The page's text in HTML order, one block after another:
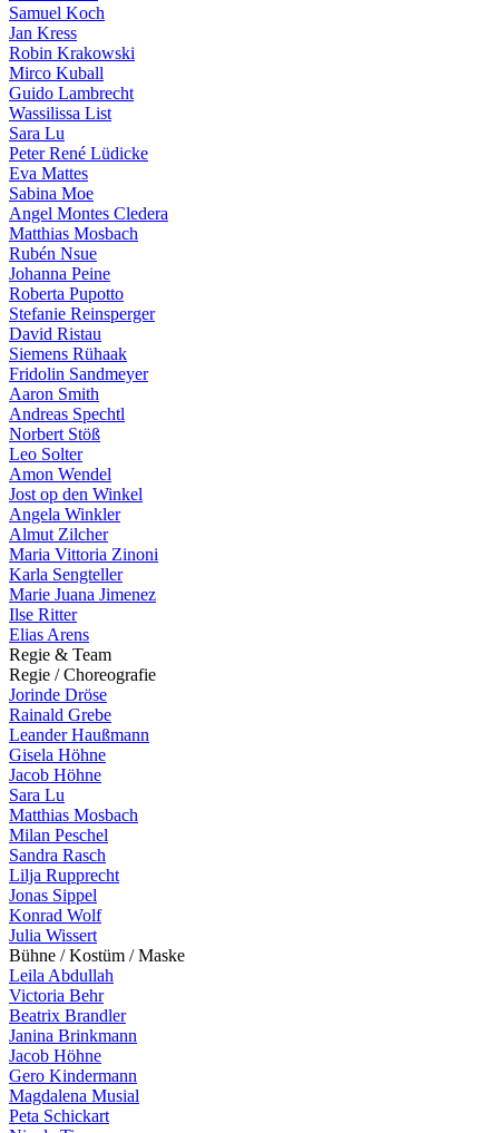
Samuel Koch
Jan Kress
Robin Krakowski
Mirco Kuball
Guido Lambrecht
Wassilissa List
Sara Lu
Peter René Lüdicke
Eva Mattes
Sabina Moe
Angel Montes Cledera
Matthias Mosbach
Rubén Nsue
Johanna Peine
Roberta Pupotto
Stefanie Reinsperger
David Ristau
Siemens Rühaak
Fridolin Sandmeyer
Aaron Smith
Andreas Spechtl
Norbert Stöß
Leo Solter
Amon Wendel
Jost op den Winkel
Angela Winkler
Almut Zilcher
Maria Vittoria Zinoni
Karla Sengteller
Marie Juana Jimenez
Ilse Ritter
Elias Arens
Regie & Team
Regie / Choreografie
Jorinde Dröse
Rainald Grebe
Leander Haußmann
Gisela Höhne
Jacob Höhne
Sara Lu
Matthias Mosbach
Milan Peschel
Sandra Rasch
Lilja Rupprecht
Jonas Sippel
Konrad Wolf
Julia Wissert
Bühne / Kostüm / Maske
Leila Abdullah
Victoria Behr
Beatrix Brandler
Janina Brinkmann
Jacob Höhne
Gero Kindermann
Magdalena Musial
Peta Schickart